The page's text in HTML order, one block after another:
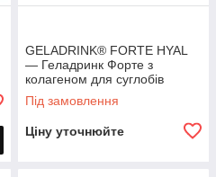
GELADRINK® FORTE HYAL
— Геладринк Форте з
колагеном для суглобів
біосоль 500 мл
Під замовлення
Ціну уточнюйте